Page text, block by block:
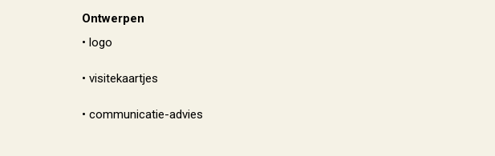
Ontwerpen
• logo
• visitekaartjes
• communicatie-advies